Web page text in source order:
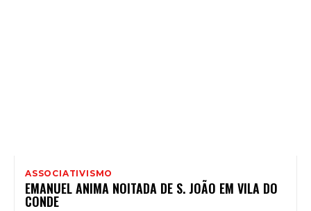
ASSOCIATIVISMO
EMANUEL ANIMA NOITADA DE S. JOÃO EM VILA DO
CONDE